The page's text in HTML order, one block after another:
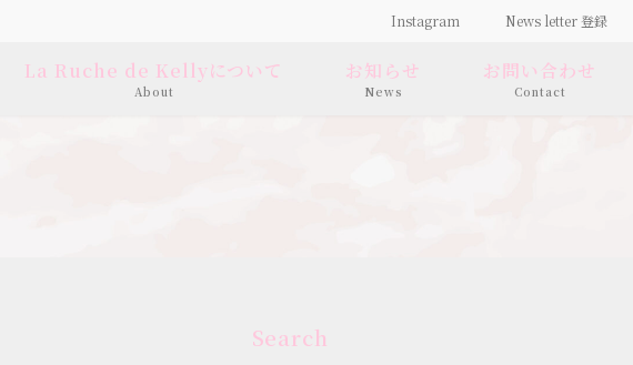
Instagram News letter 登録
La Ruche de Kellyについて
About
お知らせ
News
お問い合わせ
Contact
Search